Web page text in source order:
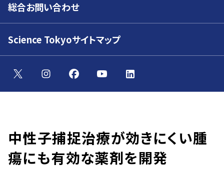
総合お問い合わせ
Science Tokyoサイトマップ
中性子捕捉治療が効きにくい腫
瘍にも有効な薬剤を開発